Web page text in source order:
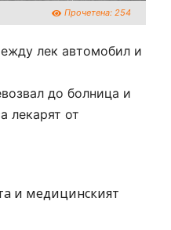
Прочетена: 254
лек автомобил и
до болница и
лекарят от
и медицинският